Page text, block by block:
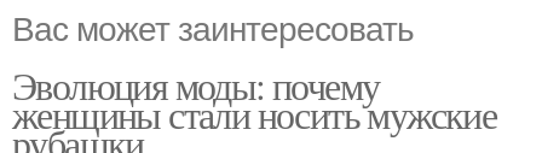
Вас может заинтересовать
Эволюция моды: почему
женщины стали носить мужские